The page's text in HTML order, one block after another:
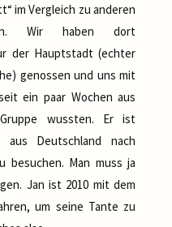
im Vergleich zu anderen
Wir haben dort
der Hauptstadt (echter
genossen und uns mit
ein paar Wochen aus
wussten. Er ist
Deutschland nach
besuchen. Man muss ja
Jan ist 2010 mit dem
um seine Tante zu